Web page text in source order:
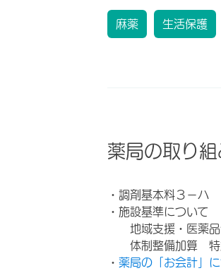
麻薬 生活保護
薬局の取り組
・調剤基本料３－ハ
・施設基準について
地域支援・医薬
体制整備加算 特
・ 薬局の「お会計」